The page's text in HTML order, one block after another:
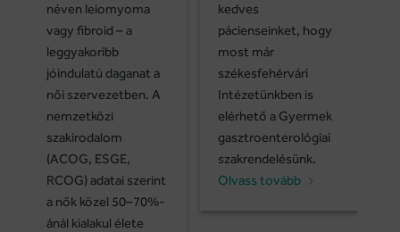
néven leiomyoma
vagy fibroid – a
leggyakoribb
jóindulatú daganat a
női szervezetben. A
nemzetközi
szakirodalom
(ACOG, ESGE,
RCOG) adatai szerint
a nők közel 50–70%-
ánál kialakul élete
kedves
pácienseinket, hogy
most már
székesfehérvári
Intézetünkben is
elérhető a Gyermek
gasztroenterológiai
szakrendelésünk.
Olvass tovább